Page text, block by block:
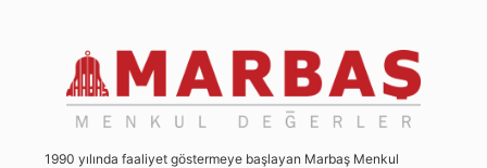
1990 yılında faaliyet göstermeye başlayan Marbaş Menkul